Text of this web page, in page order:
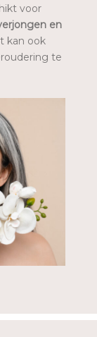
voor
en
kan ook
te